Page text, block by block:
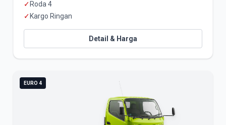
✓ Roda 4
✓ Kargo Ringan
Detail & Harga
EURO 4